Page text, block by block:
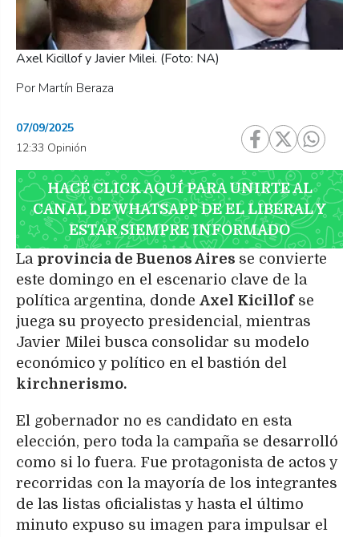
Por Martín Beraza
Axel Kicillof y Javier Milei. (Foto: NA)
07/09/2025
12:33 Opinión
HACÉ CLICK AQUÍ PARA UNIRTE AL
CANAL DE WHATSAPP DE EL LIBERAL Y
ESTAR SIEMPRE INFORMADO
La provincia de Buenos Aires se convierte
este domingo en el escenario clave de la
política argentina, donde Axel Kicillofse
juega su proyecto presidencial, mientras
Javier Milei busca consolidar su modelo
económico y político en el bastión del
kirchnerismo.
El gobernador no es candidato en esta
elección, pero toda la campaña se desarrolló
como si lo fuera. Fue protagonista de actos y
recorridas con la mayoría de los integrantes
de las listas oficialistas y hasta el último
minuto expuso su imagen para impulsar el